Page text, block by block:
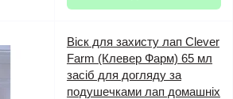
Віск для захисту лап Clever
Farm (Клевер Фарм) 65 мл
засіб для догляду за
подушечками лап домашніх